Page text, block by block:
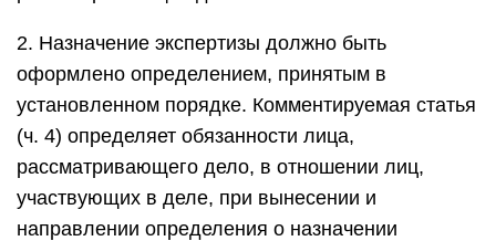
2. Назначение экспертизы должно быть
оформлено определением, принятым в
установленном порядке. Комментируемая статья
(ч. 4) определяет обязанности лица,
рассматривающего дело, в отношении лиц,
участвующих в деле, при вынесении и
направлении определения о назначении